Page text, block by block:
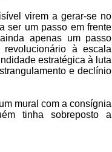
virem a gerar-se no
ser um passo em frente
apenas um passo
à escala
estratégica à luta
e declínio
mural com a consígnia
tinha sobreposto a